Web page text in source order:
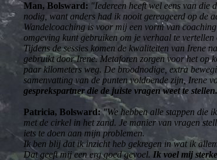
Man, Bolsward: "Iedereen heeft wel eens van
nodig, want anders had ik nooit gereageerd op de
Wandelcoaching is voor mij een vorm van
omgeving kunt gebruiken om je verhaal te
Tijdens de sessies komen de kwaliteiten van Irene
gebruikt door Irene. Metaforen zorgen voor het op
paar kilometers weg. De broodnodige, extra
samenvatting van de punten voldoende zijn, Irene
gesprekspartner die de juiste vragen weet te stellen.
Patricia, Bolsward: "We hebben alle stappen die
met de cirkel in het zand. Je manier van vragen
iets te doen aan mijn problemen.
Ik ben blij dat ik inzicht heb gekregen in wat ik
Dat geeft mij een erg goed gevoel. Ik voel mij